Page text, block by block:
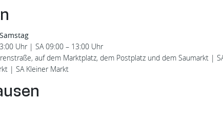
Uhr | SA 09:00 – 13:00 Uhr
auf dem Marktplatz, dem Postplatz und dem Saumarkt |
| SA Kleiner Markt